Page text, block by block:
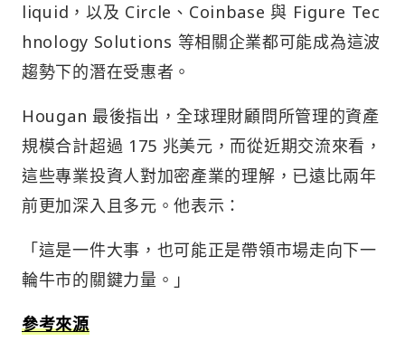
liquid，以及 Circle、Coinbase 與 Figure Tec
hnology Solutions 等相關企業都可能成為這波
趨勢下的潛在受惠者。
Hougan 最後指出，全球理財顧問所管理的資產
規模合計超過 175 兆美元，而從近期交流來看，
這些專業投資人對加密產業的理解，已遠比兩年
前更加深入且多元。他表示：
「這是一件大事，也可能正是帶領市場走向下一
輪牛市的關鍵力量。」
參考來源